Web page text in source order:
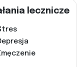
lecznicze